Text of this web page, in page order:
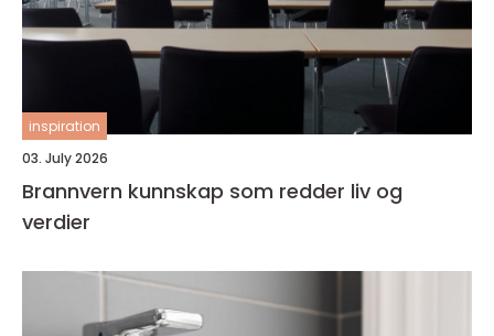
inspiration
03. July 2026
Brannvern kunnskap som redder liv og
verdier